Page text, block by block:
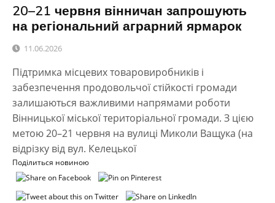
20–21 червня вінничан запрошують
на регіональний аграрний ярмарок
11.06.2026
Підтримка місцевих товаровиробників і
забезпечення продовольчої стійкості громади
залишаються важливими напрямами роботи
Вінницької міської територіальної громади. З цією
метою 20–21 червня на вулиці Миколи Ващука (на
відрізку від вул. Келецької
Поділиться новиною